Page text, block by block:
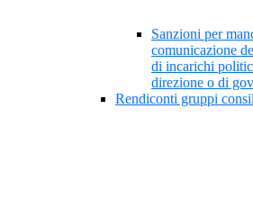
Sanzioni per
comunicazione
di incarichi
direzione o di
Rendiconti gruppi